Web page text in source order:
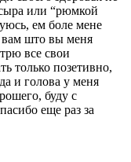
или “рюмкой
ем боле мене
вам што вы меня
все свои
только позетивно,
и голова у меня
буду с
еще раз за